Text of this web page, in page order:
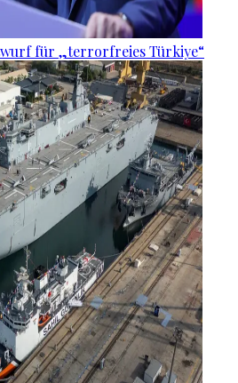
für „terrorfreies Türkiye“